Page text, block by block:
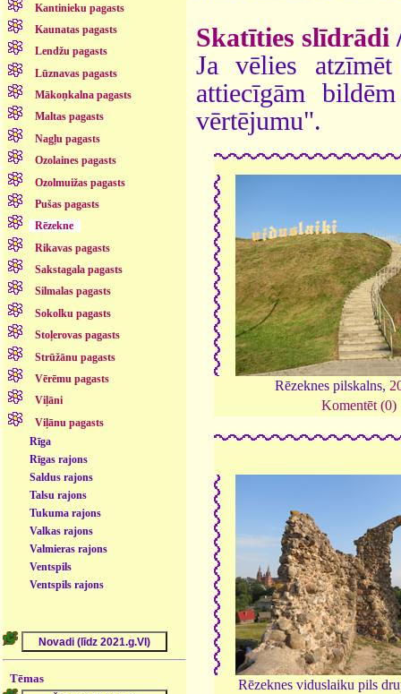
Kantinieku pagasts
Kaunatas pagasts
Lendžu pagasts
Lūznavas pagasts
Mākoņkalna pagasts
Maltas pagasts
Nagļu pagasts
Ozolaines pagasts
Ozolmuižas pagasts
Pušas pagasts
Rēzekne
Rikavas pagasts
Sakstagala pagasts
Silmalas pagasts
Sokolku pagasts
Stoļerovas pagasts
Strūžānu pagasts
Vērēmu pagasts
Viļāni
Viļānu pagasts
Rīga
Rīgas rajons
Saldus rajons
Talsu rajons
Tukuma rajons
Valkas rajons
Valmieras rajons
Ventspils
Ventspils rajons
Tēmas
Skatīties slīdrādi
Ja vēlies
attiecīgām
vērtējumu".
Rēzeknes pilskalns,
Komentēt (0)
Rēzeknes viduslaiku pils